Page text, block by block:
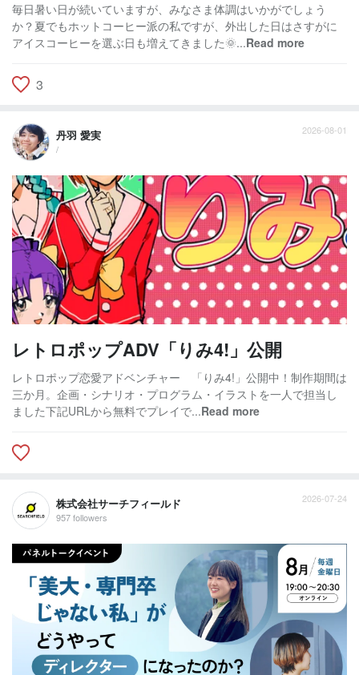
毎日暑い日が続いていますが、みなさま体調はいかがでしょう
か？夏でもホットコーヒー派の私ですが、外出した日はさすがに
アイスコーヒーを選ぶ日も増えてきました🌞...Read more
3
丹羽 愛実
/
2026-08-01
レトロポップADV「りみ4!」公開
レトロポップ恋愛アドベンチャー 「りみ4!」公開中！制作期間は
三か月。企画・シナリオ・プログラム・イラストを一人で担当し
ました下記URLから無料でプレイで...Read more
株式会社サーチフィールド
957 followers
2026-07-24